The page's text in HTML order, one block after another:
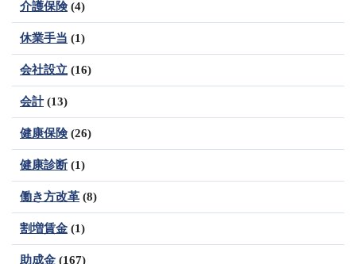
介護保険(4)
休業手当 (1)
会社設立 (16)
会計(13)
健康保険(26)
健康診断(1)
働き方改革 (8)
割増賃金 (1)
助成金 (167)